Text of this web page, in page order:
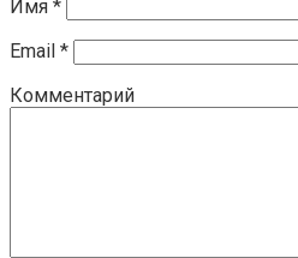
Имя *
Email *
Комментарий